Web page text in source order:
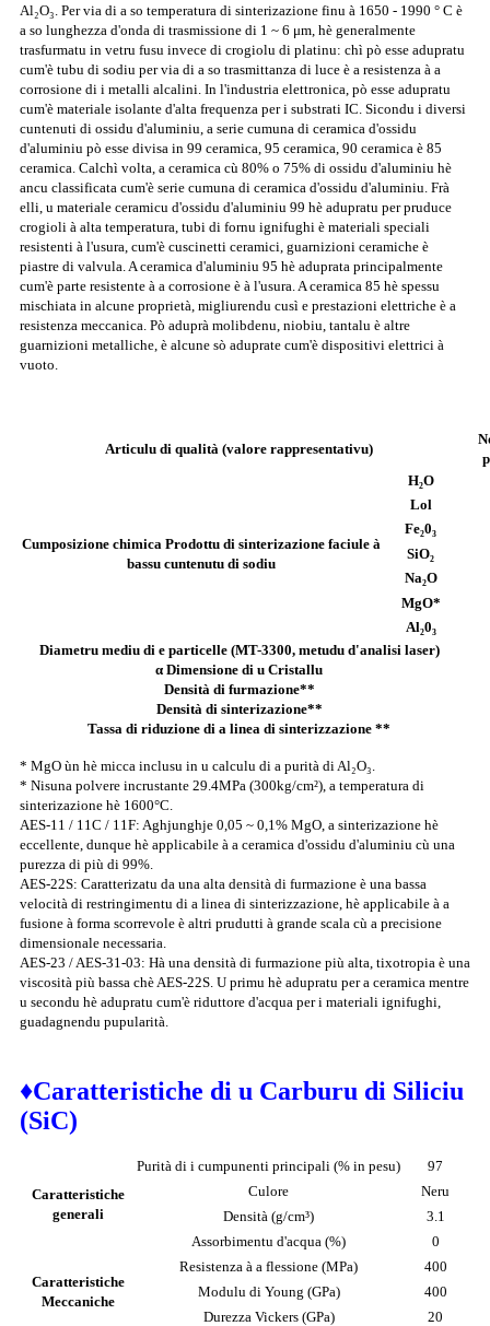
Al₂O₃. Per via di a so temperatura di sinterizazione finu à 1650 - 1990 ° C è
a so lunghezza d'onda di trasmissione di 1 ~ 6 μm, hè generalmente
trasfurmatu in vetru fusu invece di crogiolu di platinu: chì pò esse adupratu
cum'è tubu di sodiu per via di a so trasmittanza di luce è a resistenza à a
corrosione di i metalli alcalini. In l'industria elettronica, pò esse adupratu
cum'è materiale isolante d'alta frequenza per i substrati IC. Sicondu i diversi
cuntenuti di ossidu d'aluminiu, a serie cumuna di ceramica d'ossidu
d'aluminiu pò esse divisa in 99 ceramica, 95 ceramica, 90 ceramica è 85
ceramica. Calchì volta, a ceramica cù 80% o 75% di ossidu d'aluminiu hè
ancu classificata cum'è serie cumuna di ceramica d'ossidu d'aluminiu. Frà
elli, u materiale ceramicu d'ossidu d'aluminiu 99 hè adupratu per pruduce
crogioli à alta temperatura, tubi di fornu ignifughi è materiali speciali
resistenti à l'usura, cum'è cuscinetti ceramici, guarnizioni ceramiche è
piastre di valvula. A ceramica d'aluminiu 95 hè aduprata principalmente
cum'è parte resistente à a corrosione è à l'usura. A ceramica 85 hè spessu
mischiata in alcune proprietà, migliurendu cusì e prestazioni elettriche è a
resistenza meccanica. Pò aduprà molibdenu, niobiu, tantalu è altre
guarnizioni metalliche, è alcune sò aduprate cum'è dispositivi elettrici à
vuoto.
Articulu di qualità (valore rappresentativu)
Cumposizione chimica Prodottu di sinterizazione faciule à
bassu cuntenutu di sodiu
H₂O
Lol
Fe₂0₃
SiO₂
Na₂O
MgO*
Al₂0₃
Diametru mediu di e particelle (MT-3300, metudu d'analisi laser)
α Dimensione di u Cristallu
Densità di furmazione**
Densità di sinterizazione**
Tassa di riduzione di a linea di sinterizzazione **
* MgO ùn hè micca inclusu in u calculu di a purità di Al₂O₃.
* Nisuna polvere incrustante 29.4MPa (300kg/cm²), a temperatura di
sinterizazione hè 1600°C.
AES-11 / 11C / 11F: Aghjunghje 0,05 ~ 0,1% MgO, a sinterizazione hè
eccellente, dunque hè applicabile à a ceramica d'ossidu d'aluminiu cù una
purezza di più di 99%.
AES-22S: Caratterizatu da una alta densità di furmazione è una bassa
velocità di restringimentu di a linea di sinterizzazione, hè applicabile à a
fusione à forma scorrevole è altri prudutti à grande scala cù a precisione
dimensionale necessaria.
AES-23 / AES-31-03: Hà una densità di furmazione più alta, tixotropia è una
viscosità più bassa chè AES-22S. U primu hè adupratu per a ceramica mentre
u secondu hè adupratu cum'è riduttore d'acqua per i materiali ignifughi,
guadagnendu pupularità.
♦Caratteristiche di u Carburu di Siliciu
(SiC)
Caratteristiche
generali
Purità di i cumpunenti principali (% in pesu)
97
Culore
Neru
Densità (g/cm³)
3.1
Assorbimentu d'acqua (%)
0
Caratteristiche
Meccaniche
Resistenza à a flessione (MPa)
400
Modulu di Young (GPa)
400
Durezza Vickers (GPa)
20